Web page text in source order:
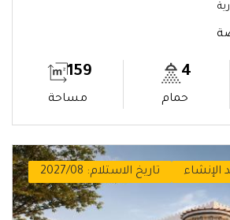
4
حمام
159
مساحة
الإنشاء تاريخ الاستلام: 2027/08